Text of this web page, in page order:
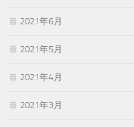
2021年6月
2021年5月
2021年4月
2021年3月